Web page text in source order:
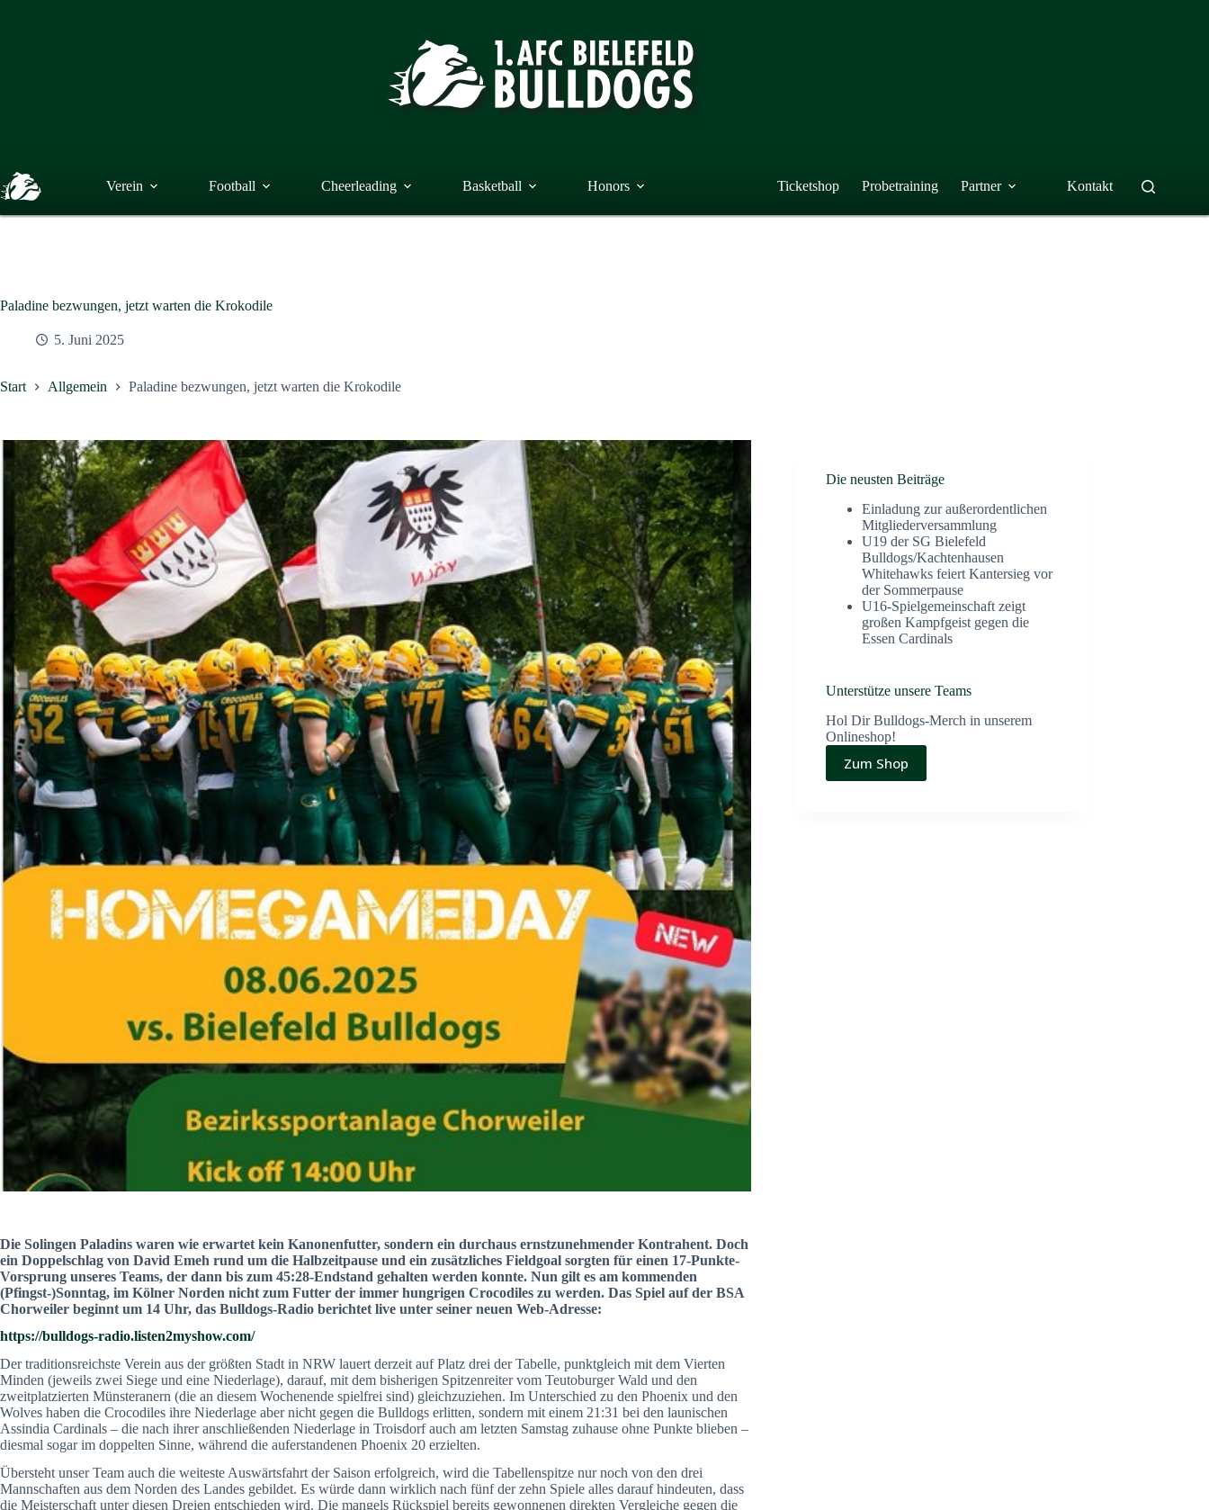
Verein Football Cheerleading Basketball Honors Ticketshop Probetraining Partner Kontakt
Paladine bezwungen, jetzt warten die Krokodile
5. Juni 2025
Start Allgemein Paladine bezwungen, jetzt warten die Krokodile
Die Solingen Paladins waren wie erwartet kein Kanonenfutter, sondern ein durchaus ernstzunehmender Kontrahent. Doch
ein Doppelschlag von David Emeh rund um die Halbzeitpause und ein zusätzliches Fieldgoal sorgten für einen 17-Punkte-
Vorsprung unseres Teams, der dann bis zum 45:28-Endstand gehalten werden konnte. Nun gilt es am kommenden
(Pfingst-)Sonntag, im Kölner Norden nicht zum Futter der immer hungrigen Crocodiles zu werden. Das Spiel auf der BSA
Chorweiler beginnt um 14 Uhr, das Bulldogs-Radio berichtet live unter seiner neuen Web-Adresse:
https://bulldogs-radio.listen2myshow.com/
Der traditionsreichste Verein aus der größten Stadt in NRW lauert derzeit auf Platz drei der Tabelle, punktgleich mit dem Vierten
Minden (jeweils zwei Siege und eine Niederlage), darauf, mit dem bisherigen Spitzenreiter vom Teutoburger Wald und den
zweitplatzierten Münsteranern (die an diesem Wochenende spielfrei sind) gleichzuziehen. Im Unterschied zu den Phoenix und den
Wolves haben die Crocodiles ihre Niederlage aber nicht gegen die Bulldogs erlitten, sondern mit einem 21:31 bei den launischen
Assindia Cardinals – die nach ihrer anschließenden Niederlage in Troisdorf auch am letzten Samstag zuhause ohne Punkte blieben –
diesmal sogar im doppelten Sinne, während die auferstandenen Phoenix 20 erzielten.
Übersteht unser Team auch die weiteste Auswärtsfahrt der Saison erfolgreich, wird die Tabellenspitze nur noch von den drei
Mannschaften aus dem Norden des Landes gebildet. Es würde dann wirklich nach fünf der zehn Spiele alles darauf hindeuten, dass
die Meisterschaft unter diesen Dreien entschieden wird. Die mangels Rückspiel bereits gewonnenen direkten Vergleiche gegen die
Die neusten Beiträge
Einladung zur außerordentlichen
Mitgliederversammlung
U19 der SG Bielefeld
Bulldogs/Kachtenhausen
Whitehawks feiert Kantersieg vor
der Sommerpause
U16-Spielgemeinschaft zeigt
großen Kampfgeist gegen die
Essen Cardinals
Unterstütze unsere Teams
Hol Dir Bulldogs-Merch in unserem
Onlineshop!
Zum Shop